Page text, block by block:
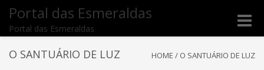
Portal das Esmeraldas
Portal das Esmeraldas
Toggle
O SANTUÁRIO DE LUZ HOME / O SANTUÁRIO DE LUZ